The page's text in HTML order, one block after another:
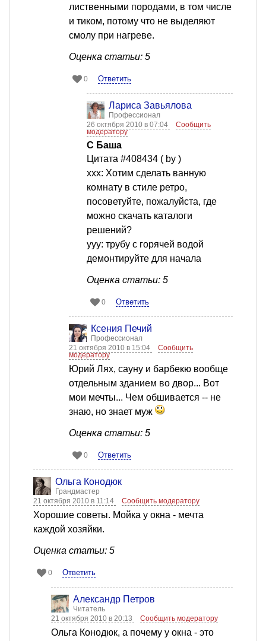
лиственными породами, в том числе
и тиком, потому что не выделяют
смолу при нагреве.
Оценка статьи: 5
0 Ответить
Лариса Завьялова
Профессионал
26 октября 2010 в 07:04
Сообщить
модератору
С Баша
Цитата #408434 ( by )
xxx: Хотим сделать ванную
комнату в стиле ретро,
посоветуйте, пожалуйста, где
можно скачать каталоги
решений?
yyy: трубу с горячей водой
демонтируйте для начала
Оценка статьи: 5
0 Ответить
Ксения Печий
Профессионал
21 октября 2010 в 15:04
Сообщить
модератору
Юрий Лях, сауну и барбекю вообще
отдельным зданием во двор... Вот
мои мечты... Чем обшивается -- не
знаю, но знает муж
Оценка статьи: 5
0 Ответить
Ольга Конодюк
Грандмастер
21 октября 2010 в 11:14
Сообщить модератору
Хорошие советы. Мойка у окна - мечта
каждой хозяйки.
Оценка статьи: 5
0 Ответить
Александр Петров
Читатель
21 октября 2010 в 20:13
Сообщить модератору
Ольга Конодюк, а почему у окна - это